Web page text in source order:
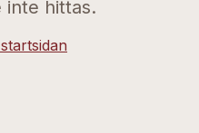
inte hittas.